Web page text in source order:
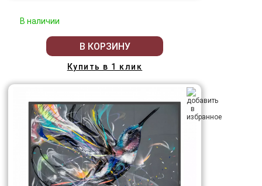
В наличии
В КОРЗИНУ
Купить в 1 клик